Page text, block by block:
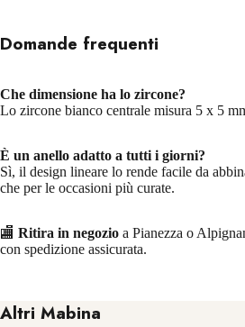
Domande frequenti
Che dimensione ha lo zircone?
Lo zircone bianco centrale misura 5 x 5
È un anello adatto a tutti i giorni?
Sì, il design lineare lo rende facile da
che per le occasioni più curate.
🏬 Ritira in negozio a Pianezza o
con spedizione assicurata.
Altri Mabina